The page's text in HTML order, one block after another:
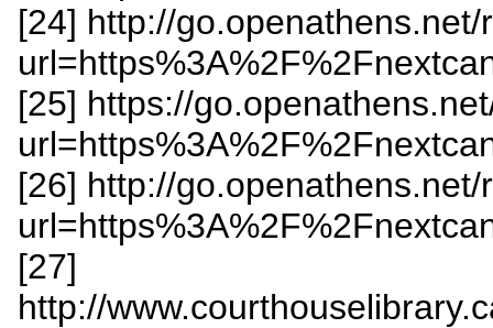
[24] http://
[25] https://
[26] http://
[27]
http://